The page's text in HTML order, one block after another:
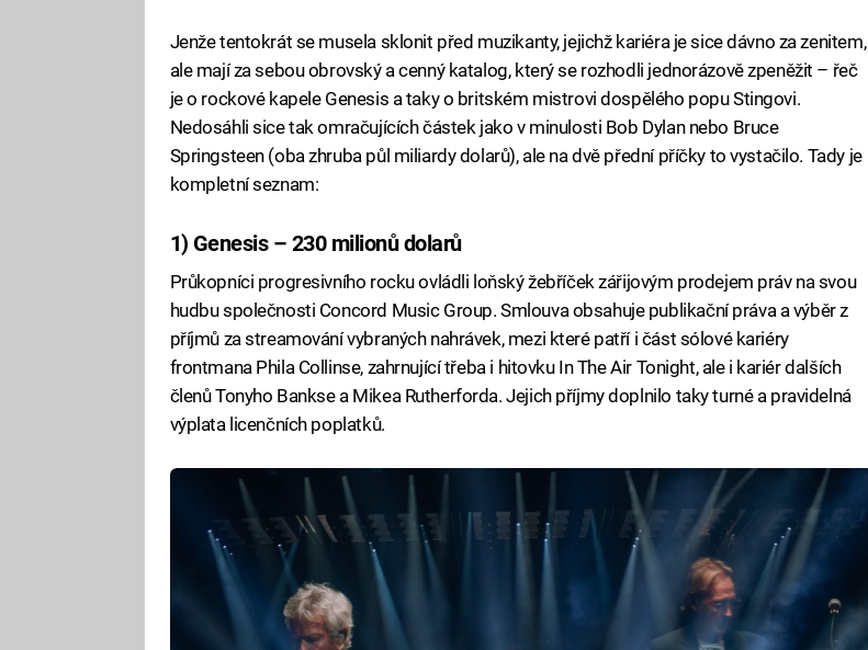
Jenže tentokrát se musela sklonit před muzikanty, jejichž kariéra je sice dávno za zenitem,
ale mají za sebou obrovský a cenný katalog, který se rozhodli jednorázově zpeněžit – řeč
je o rockové kapele Genesis a taky o britském mistrovi dospělého popu Stingovi.
Nedosáhli sice tak omračujících částek jako v minulosti Bob Dylan nebo Bruce
Springsteen (oba zhruba půl miliardy dolarů), ale na dvě přední příčky to vystačilo. Tady je
kompletní seznam:
1) Genesis – 230 milionů dolarů
Průkopníci progresivního rocku ovládli loňský žebříček zářijovým prodejem práv na svou
hudbu společnosti Concord Music Group. Smlouva obsahuje publikační práva a výběr z
příjmů za streamování vybraných nahrávek, mezi které patří i část sólové kariéry
frontmana Phila Collinse, zahrnující třeba i hitovku In The Air Tonight, ale i kariér dalších
členů Tonyho Bankse a Mikea Rutherforda. Jejich příjmy doplnilo taky turné a pravidelná
výplata licenčních poplatků.